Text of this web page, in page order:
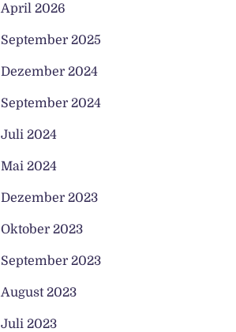
April 2026
September 2025
Dezember 2024
September 2024
Juli 2024
Mai 2024
Dezember 2023
Oktober 2023
September 2023
August 2023
Juli 2023